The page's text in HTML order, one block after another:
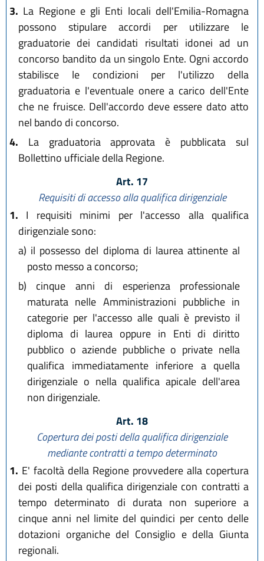
3. La Regione e gli Enti locali dell'Emilia-Romagna
possono stipulare accordi per utilizzare le
graduatorie dei candidati risultati idonei ad un
concorso bandito da un singolo Ente. Ogni accordo
stabilisce le condizioni per l'utilizzo della
graduatoria e l'eventuale onere a carico dell'Ente
che ne fruisce. Dell'accordo deve essere dato atto
nel bando di concorso.
4. La graduatoria approvata è pubblicata sul
Bollettino ufficiale della Regione.
Art. 17
Requisiti di accesso alla qualifica dirigenziale
1. I requisiti minimi per l'accesso alla qualifica
dirigenziale sono:
a) il possesso del diploma di laurea attinente al
posto messo a concorso;
b) cinque anni di esperienza professionale
maturata nelle Amministrazioni pubbliche in
categorie per l'accesso alle quali è previsto il
diploma di laurea oppure in Enti di diritto
pubblico o aziende pubbliche o private nella
qualifica immediatamente inferiore a quella
dirigenziale o nella qualifica apicale dell'area
non dirigenziale.
Art. 18
Copertura dei posti della qualifica dirigenziale
mediante contratti a tempo determinato
1. E' facoltà della Regione provvedere alla copertura
dei posti della qualifica dirigenziale con contratti a
tempo determinato di durata non superiore a
cinque anni nel limite del quindici per cento delle
dotazioni organiche del Consiglio e della Giunta
regionali.